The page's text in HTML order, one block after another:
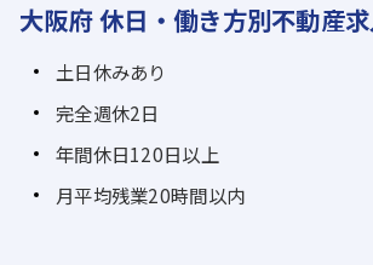
大阪府 休日・働き方別不動産
土日休みあり
完全週休2日
年間休日120日以上
月平均残業20時間以内